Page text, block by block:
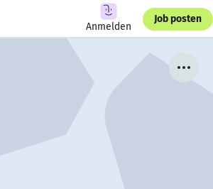
Anmelden
Job posten